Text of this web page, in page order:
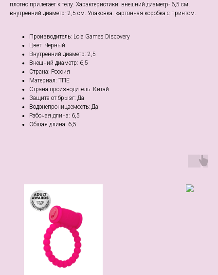
плотно прилегает к телу. Характеристики: внешний диаметр- 6,5 см,
внутренний диаметр- 2,5 см. Упаковка: картонная коробка с принтом.
Производитель: Lola Games Discovery
Цвет: Черный
Внутренний диаметр: 2,5
Внешний диаметр: 6,5
Страна: Россия
Материал: ТПЕ
Страна производитель: Китай
Защита от брызг: Да
Водонепроницаемость: Да
Рабочая длина: 6,5
Общая длина: 6,5